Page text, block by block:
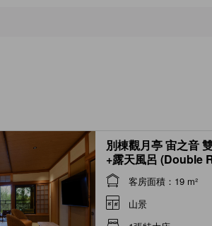
別棟觀月亭 宙之音
+露天風呂 (Double
Open-air Bath
Type, Hanare
客房面積：19 m²
山景